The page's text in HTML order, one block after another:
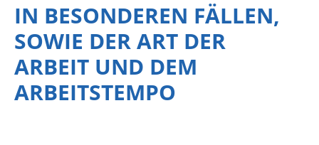
IN BESONDEREN FÄLLEN,
SOWIE DER ART DER
ARBEIT UND DEM
ARBEITSTEMPO